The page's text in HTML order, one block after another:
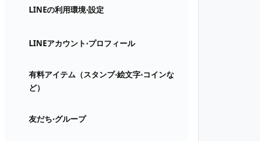
LINEの利用環境⋅設定
LINEアカウント⋅プロフィール
有料アイテム（スタンプ⋅絵文字⋅コインな
ど）
友だち⋅グループ